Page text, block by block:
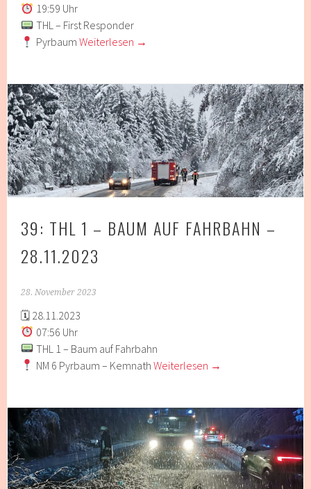
19:59 Uhr
THL – First Responder
Pyrbaum Weiterlesen →
39: THL 1 – BAUM AUF FAHRBAHN –
28.11.2023
28. November 2023
🗓 28.11.2023
07:56 Uhr
THL 1 – Baum auf Fahrbahn
NM 6 Pyrbaum – Kemnath Weiterlesen →